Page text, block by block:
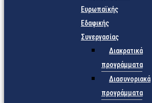
Ευρωπαϊκής
Εδαφικής
Συνεργασίας
Διακρατικά
προγράμματα
Διασυνοριακά
προγράμματα